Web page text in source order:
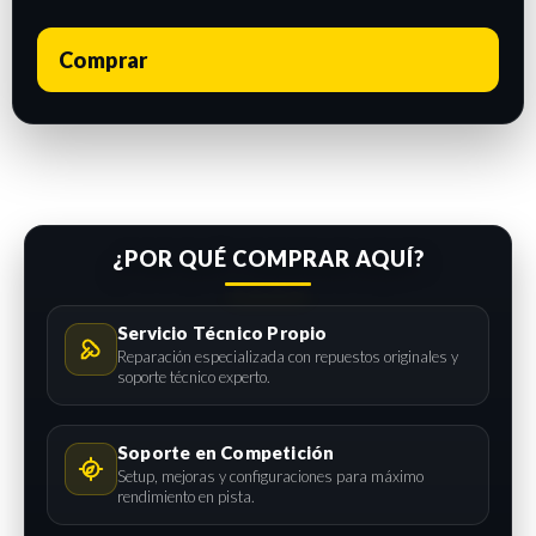
Comprar
¿POR QUÉ COMPRAR AQUÍ?
Servicio Técnico Propio
Reparación especializada con repuestos originales y
soporte técnico experto.
Soporte en Competición
Setup, mejoras y configuraciones para máximo
rendimiento en pista.